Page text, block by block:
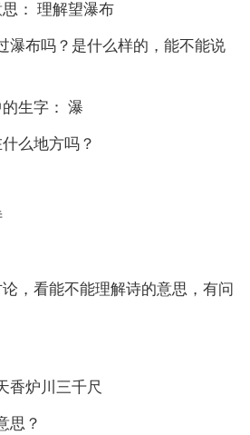
： 理解望瀑布
瀑布吗？是什么样的，能不能说
生字： 瀑
么地方吗？
，看能不能理解诗的意思，有问
香炉川三千尺
思？